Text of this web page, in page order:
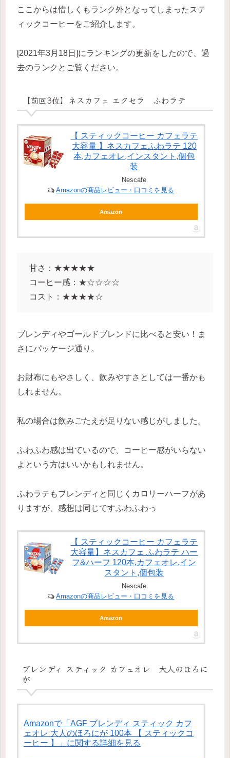
ここからは惜しくもランク外となってしまったステ
ィックコーヒーをご紹介します。
[2021年3月18日]にランキングの更新をしたので、過
去のランクとご覧ください。
【前回3位】ネスカフェ エクセラ ふわラテ
【 スティックコーヒー カフェラテ
大容量 】ネスカフェふわラテ 120
本,カフェオレ,インスタント,個包
装
Nescafe
Amazonの商品レビュー・口コミを見る
Amazon
甘さ：★★★★★
コーヒー感：★☆☆☆☆
コスト：★★★★☆
ブレンディやゴールドブレンドに比べると安い！ま
さにパッケージ通り。
お財布にもやさしく、飲みやすさとしては一番かも
しれません。
私の場合は飲みごたえが足りない感じがしました。
ふわふわ感は出ているので、コーヒー感がいらない
よという方はいいかもしれません。
ふわラテもブレンディと同じくカロリーハーフがあ
りますが、感想は同じですふわふわっ
【 スティックコーヒー カフェラテ
大容量】ネスカフェ ふわラテ ハー
フ&ハーフ 120本,カフェオレ,イン
スタント,個包装
Nescafe
Amazonの商品レビュー・口コミを見る
Amazon
ブレンディ スティック カフェオレ 大人のほろに
が
Amazonで「AGF ブレンディ スティック カフ
ェオレ 大人のほろにが 100本 【 スティックコ
ーヒー 】」に関する詳細を見る